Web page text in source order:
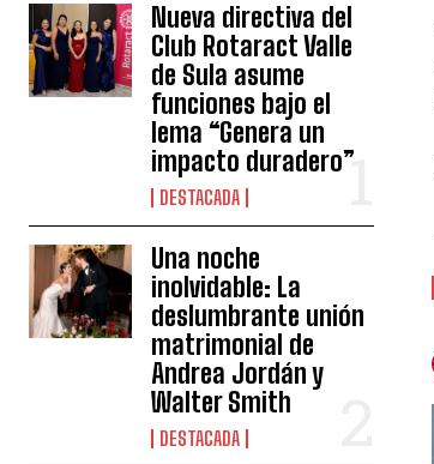
Nueva directiva del
Club Rotaract Valle
de Sula asume
funciones bajo el
lema “Genera un
impacto duradero”
DESTACADA
Una noche
inolvidable: La
deslumbrante unión
matrimonial de
Andrea Jordán y
Walter Smith
DESTACADA